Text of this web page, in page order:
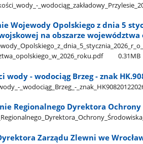
Wojewody Opolskiego z dnia 5
na obszarze województwa
0.31MB
wody - wodociąg Brzeg - znak
​_wodociąg​_Brzeg​_-​
Regionalnego Dyrektora
Zarządu Zlewni we